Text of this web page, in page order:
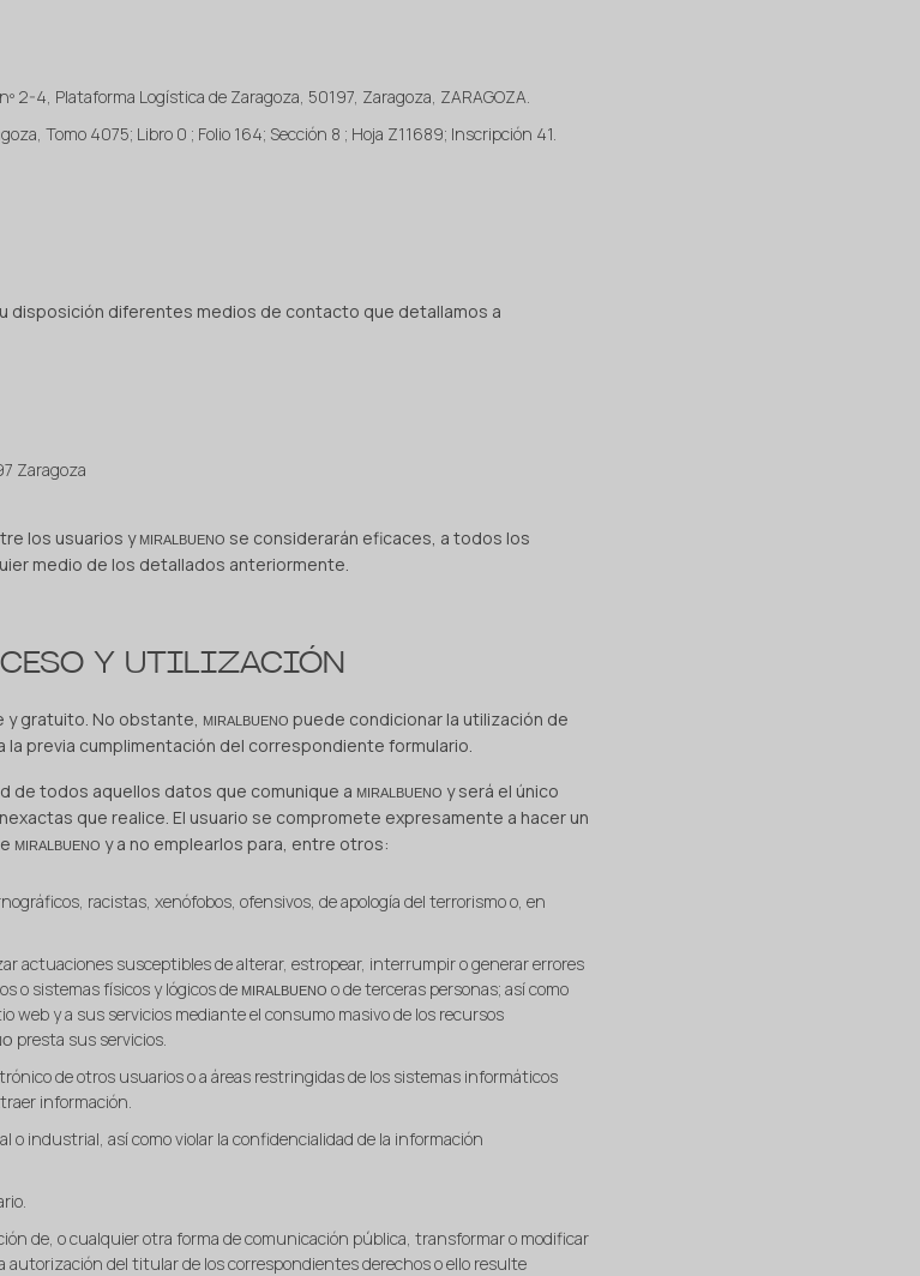
2-4, Plataforma Logística de Zaragoza, 50197, Zaragoza, ZARAGOZA.
Tomo 4075; Libro 0 ; Folio 164; Sección 8 ; Hoja Z11689; Inscripción 41.
disposición diferentes medios de contacto que detallamos a
Zaragoza
los usuarios y MIRALBUENO se considerarán eficaces, a todos los
medio de los detallados anteriormente.
Y UTILIZACIÓN
y gratuito. No obstante, MIRALBUENO puede condicionar la utilización de
previa cumplimentación del correspondiente formulario.
de todos aquellos datos que comunique a MIRALBUENO y será el único
que realice. El usuario se compromete expresamente a hacer un
MIRALBUENO y a no emplearlos para, entre otros:
racistas, xenófobos, ofensivos, de apología del terrorismo o, en
actuaciones susceptibles de alterar, estropear, interrumpir o generar errores
o sistemas físicos y lógicos de MIRALBUENO o de terceras personas; así como
web y a sus servicios mediante el consumo masivo de los recursos
presta sus servicios.
de otros usuarios o a áreas restringidas de los sistemas informáticos
información.
o industrial, así como violar la confidencialidad de la información
de, o cualquier otra forma de comunicación pública, transformar o modificar
autorización del titular de los correspondientes derechos o ello resulte